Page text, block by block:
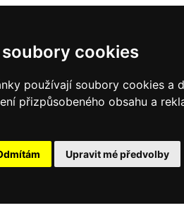
cookies
používají soubory cookies a
přizpůsobeného obsahu a
Upravit mé předvolby